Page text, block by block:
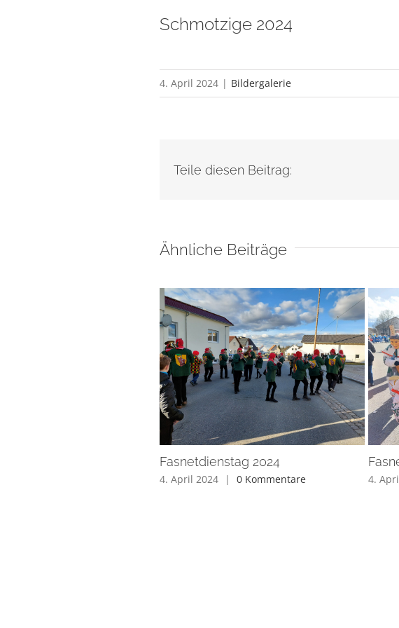
Schmotzige 2024
4. April 2024 | Bildergalerie
Teile diesen Beitrag:
Ähnliche Beiträge
Fasnetdienstag 2024
4. April 2024 | 0 Kommentare 4.